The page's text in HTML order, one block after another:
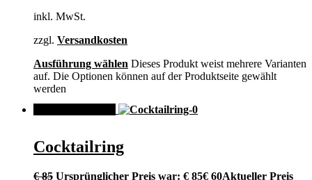
inkl. MwSt.
zzgl. Versandkosten
Ausführung wählen Dieses Produkt weist mehrere Varianten
auf. Die Optionen können auf der Produktseite gewählt
werden
Cocktailring
€85 Ursprünglicher Preis war: € 85€ 60Aktueller Preis